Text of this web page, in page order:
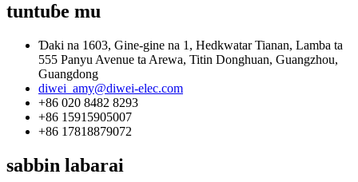
tuntuɓe mu
Ɗaki na 1603, Gine-gine na 1, Hedkwatar Tianan, Lamba ta
555 Panyu Avenue ta Arewa, Titin Donghuan, Guangzhou,
Guangdong
diwei_amy@diwei-elec.com
+86 020 8482 8293
+86 15915905007
+86 17818879072
sabbin labarai